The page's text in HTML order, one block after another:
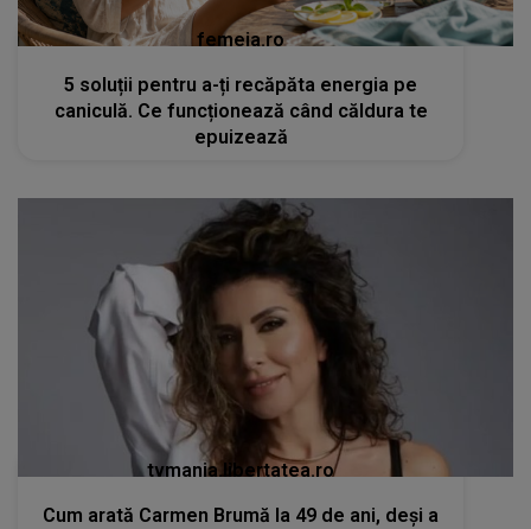
femeia.ro
5 soluții pentru a-ți recăpăta energia pe
caniculă. Ce funcționează când căldura te
epuizează
tvmania.libertatea.ro
Cum arată Carmen Brumă la 49 de ani, deși a